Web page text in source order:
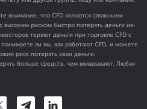
внимание, что CFD являются сложными
высоким риском быстро потерять деньги из-
теряют деньги при торговле CFD с
ли вы, как работают CFD, и можете
риск потерять свои деньги.
больше средств, чем вкладывают. Любая